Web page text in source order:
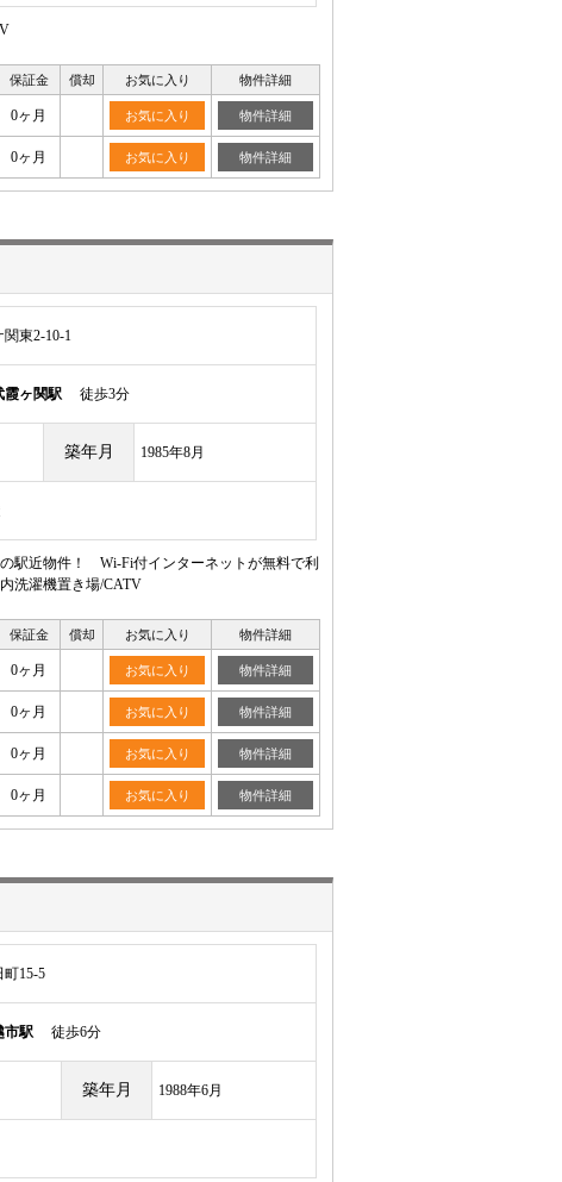
保証金 償却 お気に入り 物件詳細
0ヶ月 お気に入り 物件詳細
0ヶ月 お気に入り 物件詳細
東2-10-1
霞ヶ関駅 徒歩3分
築年月 1985年8月
駅近物件！ Wi-Fi付インターネットが無料で利
洗濯機置き場/CATV
保証金 償却 お気に入り 物件詳細
0ヶ月 お気に入り 物件詳細
0ヶ月 お気に入り 物件詳細
0ヶ月 お気に入り 物件詳細
0ヶ月 お気に入り 物件詳細
15-5
市駅 徒歩6分
築年月 1988年6月